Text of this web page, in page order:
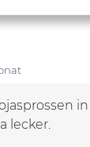
lecker.